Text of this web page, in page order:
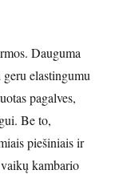
Dauguma
elastingumu
pagalves,
Be to,
piešiniais ir
kambario